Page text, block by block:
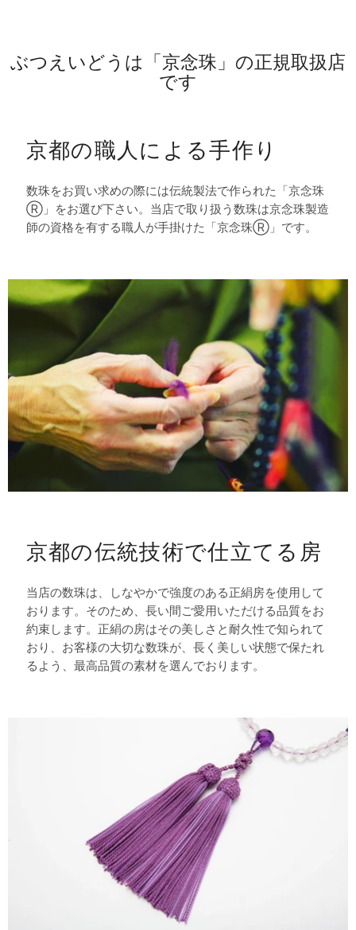
ぶつえいどうは「京念珠」の正規取扱店
です
京都の職人による手作り
数珠をお買い求めの際には伝統製法で作られた「京念珠
Ⓡ」をお選び下さい。当店で取り扱う数珠は京念珠製造
師の資格を有する職人が手掛けた「京念珠Ⓡ」です。
京都の伝統技術で仕立てる房
当店の数珠は、しなやかで強度のある正絹房を使用して
おります。そのため、長い間ご愛用いただける品質をお
約束します。正絹の房はその美しさと耐久性で知られて
おり、お客様の大切な数珠が、長く美しい状態で保たれ
るよう、最高品質の素材を選んでおります。